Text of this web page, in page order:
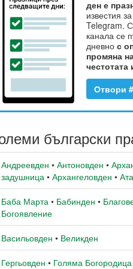
ден е
известия
Telegram.
канала се
дневно с
промяна
честотата
Отвори
български
Андреевден • Антоновден •
задушница • Архангеловден •
Баба Марта • Бабинден •
Богоявление
Васильовден • Великден
Гергьовден • Голяма Богородица